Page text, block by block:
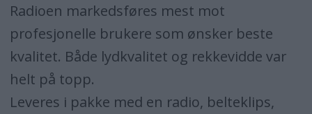
Radioen markedsføres mest mot
profesjonelle brukere som ønsker beste
kvalitet. Både lydkvalitet og rekkevidde var
helt på topp.
Leveres i pakke med en radio, belteklips,